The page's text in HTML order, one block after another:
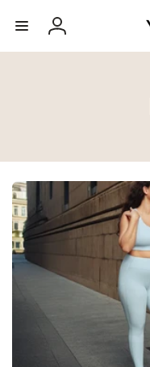
zum
Inhalt
Einloggen